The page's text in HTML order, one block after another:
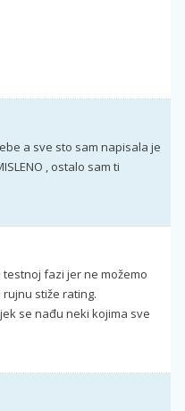
a sve sto sam napisala je
, ostalo sam ti
fazi jer ne možemo
stiže rating.
se nađu neki kojima sve